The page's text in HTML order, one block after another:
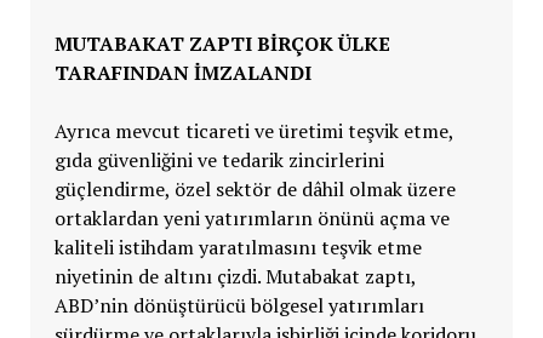
MUTABAKAT ZAPTI BİRÇOK ÜLKE
TARAFINDAN İMZALANDI
Ayrıca mevcut ticareti ve üretimi teşvik etme,
gıda güvenliğini ve tedarik zincirlerini
güçlendirme, özel sektör de dâhil olmak üzere
ortaklardan yeni yatırımların önünü açma ve
kaliteli istihdam yaratılmasını teşvik etme
niyetinin de altını çizdi. Mutabakat zaptı,
ABD’nin dönüştürücü bölgesel yatırımları